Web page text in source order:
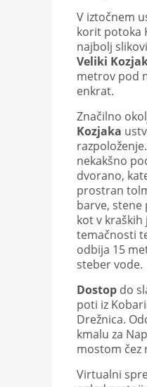
V iztočnem
korit potoka
najbolj
Veliki
metrov pod
enkrat.
Značilno
Kozjaka
nekakšno
dvorano,
prostran
barve, stene
kot v kraških
temačnosti
odbija 15
steber vode.
Dostop do
poti iz
Drežnica.
kmalu za
mostom čez
Virtualni